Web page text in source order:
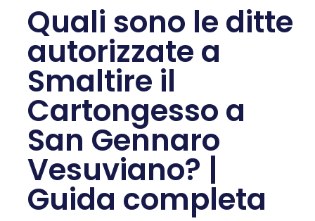
Quali sono le ditte
autorizzate a
Smaltire il
Cartongesso a
San Gennaro
Vesuviano? |
Guida completa